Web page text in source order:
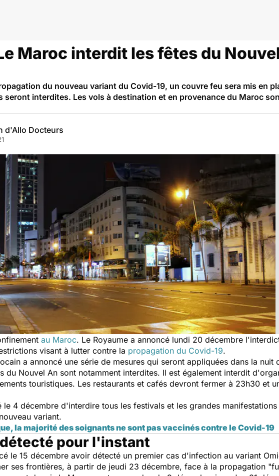
infectieuses
Maroc interdit les fêtes du
du nouveau variant du Covid-19, un couvre feu sera mis en
seront interdites. Les vols à destination et en provenance du Maroc
d'Allo Docteurs
au Maroc. Le Royaume a annoncé lundi 20 décembre
visant à lutter contre la propagation du Covid-19.
a annoncé une série de mesures qui seront appliquées dans la nuit
du Nouvel An sont notamment interdites. Il est également interdit
touristiques. Les restaurants et cafés devront fermer à 23h30 et
le 4 décembre d'interdire tous les festivals et les grandes
variant.
la majorité des soignants ne sont pas vaccinés contre le Covid-19
pour l'instant
le 15 décembre avoir détecté un premier cas d'infection au variant
ses frontières, à partir de jeudi 23 décembre, face à la propagation